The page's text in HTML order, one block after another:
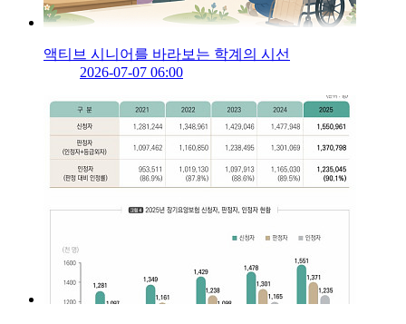
액티브 시니어를 바라보는 학계의 시선
2026-07-07 06:00